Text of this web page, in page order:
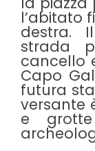
l’abitato
destra.
strada
cancello
Capo
futura
versante
e